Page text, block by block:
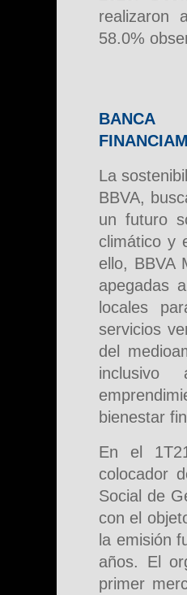
realizaron
58.0%
BANCA
La
BBVA,
un futuro
climático y
ello, BBVA
apegadas
locales
servicios
del
bienestar
En el
colocador
Social de
con el
la emisión
años. El
primer